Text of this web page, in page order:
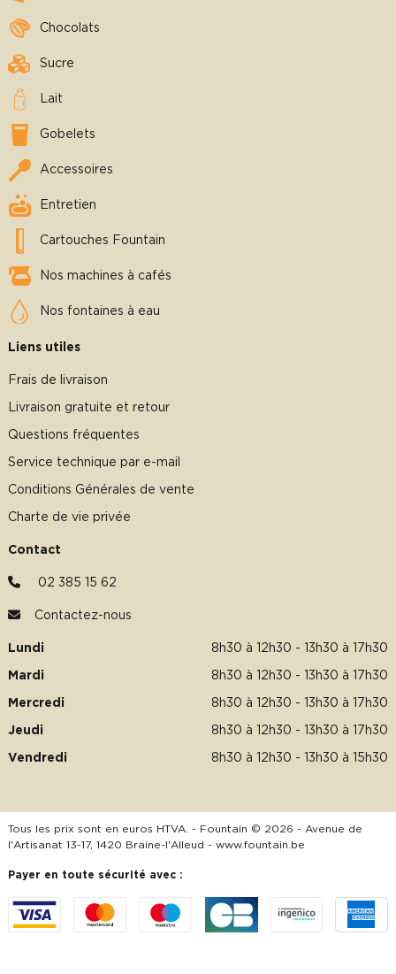
Chocolats
Sucre
Lait
Gobelets
Accessoires
Entretien
Cartouches Fountain
Nos machines à cafés
Nos fontaines à eau
Liens utiles
Frais de livraison
Livraison gratuite et retour
Questions fréquentes
Service technique par e-mail
Conditions Générales de vente
Charte de vie privée
Contact
02 385 15 62
Contactez-nous
Lundi 8h30 à 12h30 - 13h30 à 17h30
Mardi 8h30 à 12h30 - 13h30 à 17h30
Mercredi 8h30 à 12h30 - 13h30 à 17h30
Jeudi 8h30 à 12h30 - 13h30 à 17h30
Vendredi 8h30 à 12h30 - 13h30 à 15h30
Tous les prix sont en euros HTVA. - Fountain © 2026 - Avenue de
l'Artisanat 13-17, 1420 Braine-l'Alleud - www.fountain.be
Payer en toute sécurité avec :